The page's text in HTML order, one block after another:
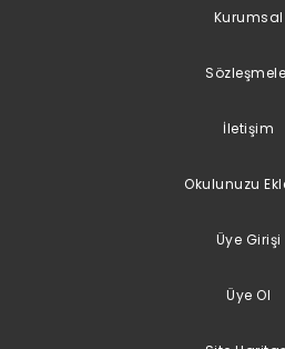
Kurumsal
İletişim
Okulunuzu
Üye Girişi
Üye Ol